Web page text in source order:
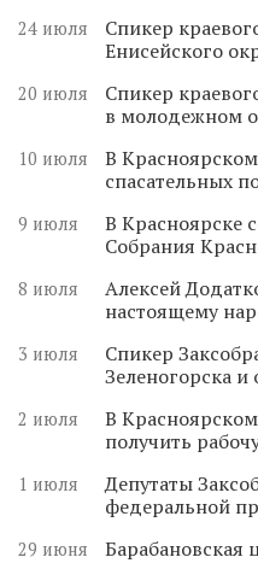
24 июля
Спикер
Енисейского
20 июля
Спикер
в молодежном
10 июля
В
спасательных
9 июля
В Красноярске
Собрания
8 июля
Алексей
настоящему
3 июля
Спикер
Зеленогорска и
2 июля
В
получить
1 июля
Депутаты
федеральной
29 июня Барабановская